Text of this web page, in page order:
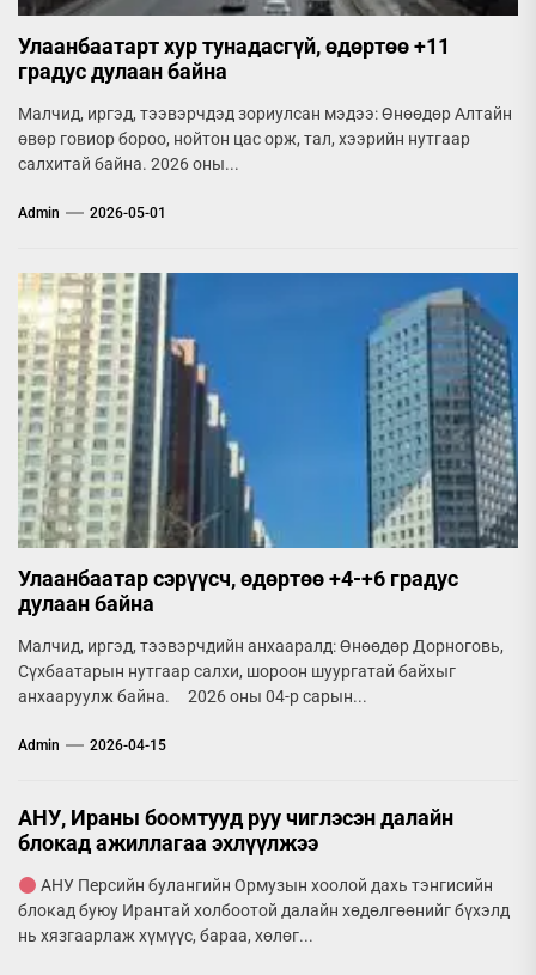
Улаанбаатарт хур тунадасгүй, өдөртөө +11
градус дулаан байна
Малчид, иргэд, тээвэрчдэд зориулсан мэдээ: Өнөөдөр Алтайн
өвөр говиор бороо, нойтон цас орж, тал, хээрийн нутгаар
салхитай байна. 2026 оны...
Admin 2026-05-01
Улаанбаатар сэрүүсч, өдөртөө +4-+6 градус
дулаан байна
Малчид, иргэд, тээвэрчдийн анхааралд: Өнөөдөр Дорноговь,
Сүхбаатарын нутгаар салхи, шороон шуургатай байхыг
анхааруулж байна. 2026 оны 04-р сарын...
Admin 2026-04-15
АНУ, Ираны боомтууд руу чиглэсэн далайн
блокад ажиллагаа эхлүүлжээ
АНУ Персийн булангийн Ормузын хоолой дахь тэнгисийн
блокад буюу Ирантай холбоотой далайн хөдөлгөөнийг бүхэлд
нь хязгаарлаж хүмүүс, бараа, хөлөг...